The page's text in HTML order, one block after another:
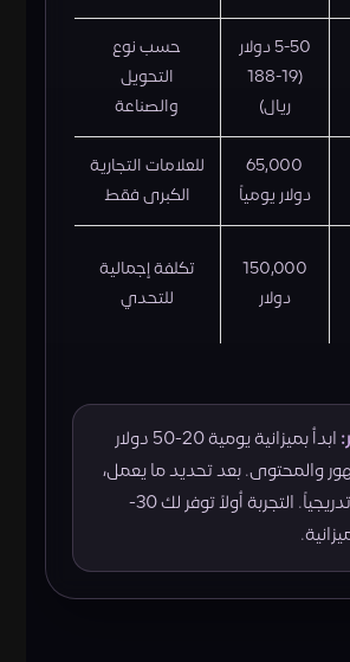
5-50 دولار
(19-188
ريال)
حسب نوع
التحويل
والصناعة
65,000
دولار يومياً
للعلامات التجارية
الكبرى فقط
150,000
دولار
تكلفة إجمالية
للتحدي
ابدأ بميزانية يومية 20-50 دولار
والمحتوى. بعد تحديد ما يعمل،
زِد الميزانية تدريجياً. التجربة أولاً توفر لك 30-